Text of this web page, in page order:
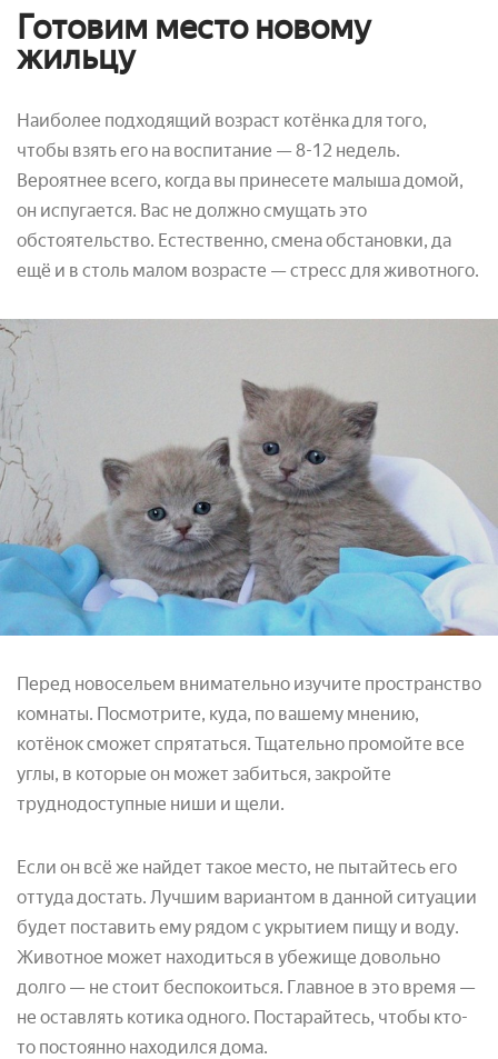
Готовим место новому
жильцу
Наиболее подходящий возраст котёнка для того,
чтобы взять его на воспитание — 8-12 недель.
Вероятнее всего, когда вы принесете малыша домой,
он испугается. Вас не должно смущать это
обстоятельство. Естественно, смена обстановки, да
ещё и в столь малом возрасте — стресс для животного.
Перед новосельем внимательно изучите пространство
комнаты. Посмотрите, куда, по вашему мнению,
котёнок сможет спрятаться. Тщательно промойте все
углы, в которые он может забиться, закройте
труднодоступные ниши и щели.
Если он всё же найдет такое место, не пытайтесь его
оттуда достать. Лучшим вариантом в данной ситуации
будет поставить ему рядом с укрытием пищу и воду.
Животное может находиться в убежище довольно
долго — не стоит беспокоиться. Главное в это время —
не оставлять котика одного. Постарайтесь, чтобы кто-
то постоянно находился дома.